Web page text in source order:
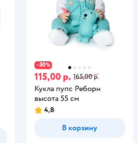
−30%
115,00 р. 165,00 р.
Кукла пупс Реборн
высота 55 см
4,8
В корзину